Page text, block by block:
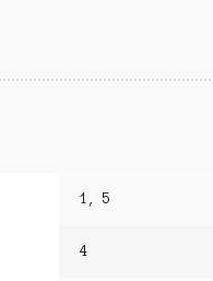
1, 5
4